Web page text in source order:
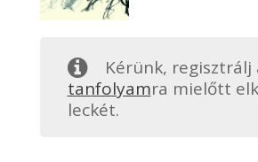
Kérünk, regisztrálj
tanfolyamra mielőtt
leckét.